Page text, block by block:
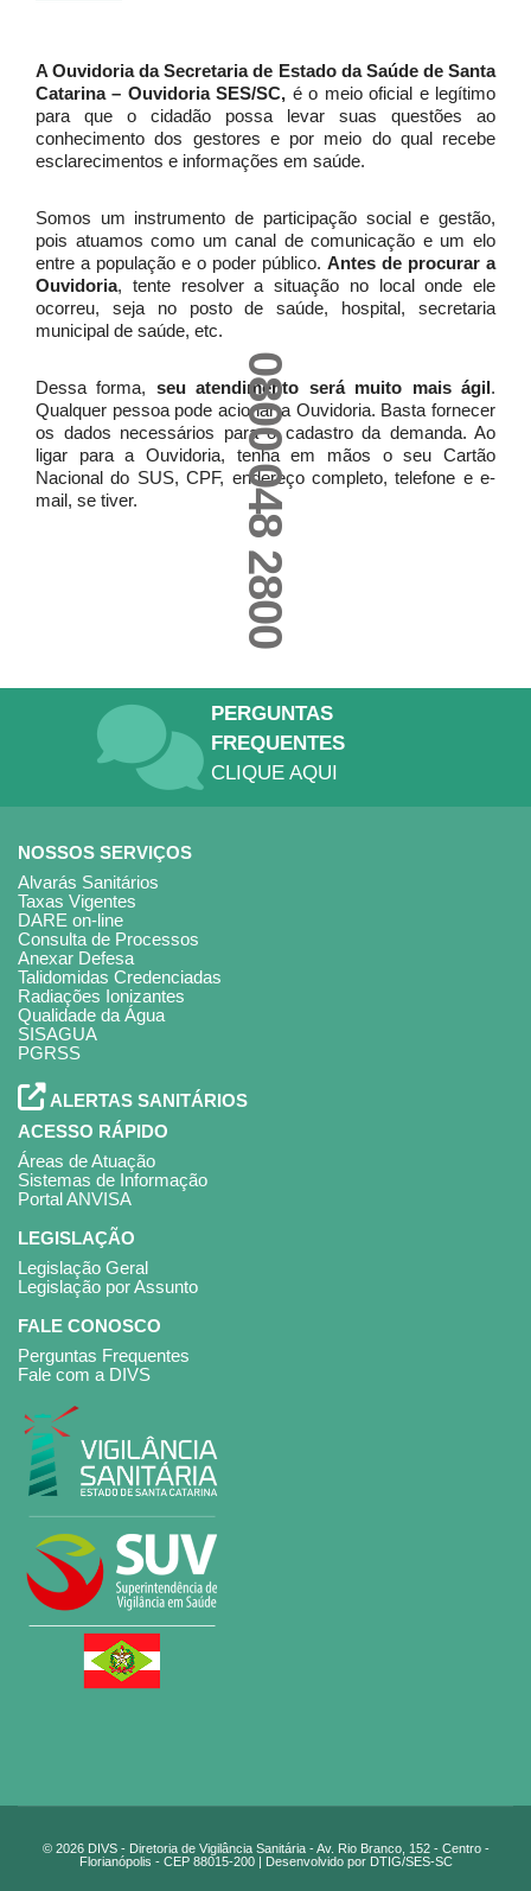
A Ouvidoria da Secretaria de Estado da Saúde de Santa
Catarina – Ouvidoria SES/SC, é o meio oficial e legítimo
para que o cidadão possa levar suas questões ao
conhecimento dos gestores e por meio do qual recebe
esclarecimentos e informações em saúde.
Somos um instrumento de participação social e gestão,
pois atuamos como um canal de comunicação e um elo
entre a população e o poder público. Antes de procurar a
Ouvidoria, tente resolver a situação no local onde ele
ocorreu, seja no posto de saúde, hospital, secretaria
municipal de saúde, etc.
Dessa forma, seu atendimento será muito mais ágil.
Qualquer pessoa pode acionar a Ouvidoria. Basta fornecer
os dados necessários para o cadastro da demanda. Ao
ligar para a Ouvidoria, tenha em mãos o seu Cartão
Nacional do SUS, CPF, endereço completo, telefone e e-
mail, se tiver.
0800 048 2800
PERGUNTAS
FREQUENTES
CLIQUE AQUI
ACOMPANHE O ANDAMENTO DAS
SUAS MANIFESTAÇÕES COM SEU
NÚMERO E SENHA.
SUGESTÕES, INFORMAÇÕES,
ELOGIOS, RECLAMAÇÕES
E DENÚNCIAS
NOSSOS SERVIÇOS
Alvarás Sanitários
Taxas Vigentes
DARE on-line
Consulta de Processos
Anexar Defesa
Talidomidas Credenciadas
Radiações Ionizantes
Qualidade da Água
SISAGUA
PGRSS
ALERTAS SANITÁRIOS
ACESSO RÁPIDO
Áreas de Atuação
Sistemas de Informação
Portal ANVISA
LEGISLAÇÃO
Legislação Geral
Legislação por Assunto
FALE CONOSCO
Perguntas Frequentes
Fale com a DIVS
© 2026 DIVS - Diretoria de Vigilância Sanitária - Av. Rio Branco, 152 - Centro -
Florianópolis - CEP 88015-200 | Desenvolvido por DTIG/SES-SC